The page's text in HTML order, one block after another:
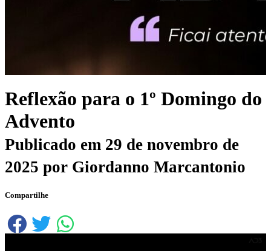
Reflexão para o 1º Domingo do
Advento
Publicado em 29 de novembro de
2025 por Giordanno Marcantonio
Compartilhe